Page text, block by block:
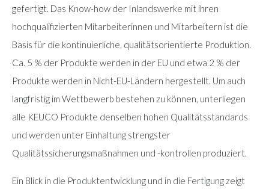
gefertigt. Das Know-how der Inlandswerke mit ihren
hochqualifizierten Mitarbeiterinnen und Mitarbeitern ist die
Basis für die kontinuierliche, qualitätsorientierte Produktion.
Ca. 5 % der Produkte werden in der EU und etwa 2 % der
Produkte werden in Nicht-EU-Ländern hergestellt. Um auch
langfristig im Wettbewerb bestehen zu können, unterliegen
alle KEUCO Produkte denselben hohen Qualitätsstandards
und werden unter Einhaltung strengster
Qualitätssicherungsmaßnahmen und -kontrollen produziert.
Ein Blick in die Produktentwicklung und in die Fertigung zeigt